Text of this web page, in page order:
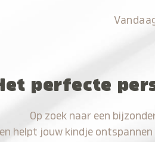
perfecte
Op zoek naar een
helpt jouw kindje